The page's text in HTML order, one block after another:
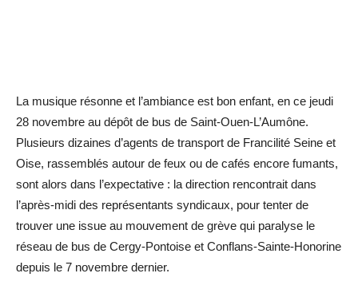
La musique résonne et l’ambiance est bon enfant, en ce jeudi
28 novembre au dépôt de bus de Saint-Ouen-L’Aumône.
Plusieurs dizaines d’agents de transport de Francilité Seine et
Oise, rassemblés autour de feux ou de cafés encore fumants,
sont alors dans l’expectative : la direction rencontrait dans
l’après-midi des représentants syndicaux, pour tenter de
trouver une issue au mouvement de grève qui paralyse le
réseau de bus de Cergy-Pontoise et Conflans-Sainte-Honorine
depuis le 7 novembre dernier.